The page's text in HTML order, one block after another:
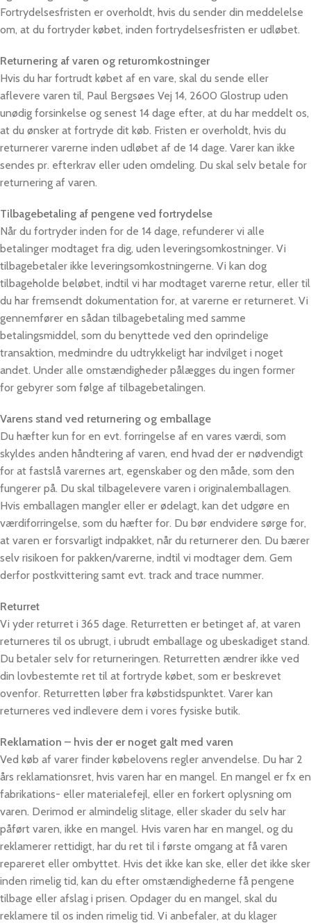
Fortrydelsesfristen er overholdt, hvis du sender din meddelelse
om, at du fortryder købet, inden fortrydelsesfristen er udløbet.
Returnering af varen og returomkostninger
Hvis du har fortrudt købet af en vare, skal du sende eller
aflevere varen til, Paul Bergsøes Vej 14, 2600 Glostrup uden
unødig forsinkelse og senest 14 dage efter, at du har meddelt os,
at du ønsker at fortryde dit køb. Fristen er overholdt, hvis du
returnerer varerne inden udløbet af de 14 dage. Varer kan ikke
sendes pr. efterkrav eller uden omdeling. Du skal selv betale for
returnering af varen.
Tilbagebetaling af pengene ved fortrydelse
Når du fortryder inden for de 14 dage, refunderer vi alle
betalinger modtaget fra dig, uden leveringsomkostninger. Vi
tilbagebetaler ikke leveringsomkostningerne. Vi kan dog
tilbageholde beløbet, indtil vi har modtaget varerne retur, eller til
du har fremsendt dokumentation for, at varerne er returneret. Vi
gennemfører en sådan tilbagebetaling med samme
betalingsmiddel, som du benyttede ved den oprindelige
transaktion, medmindre du udtrykkeligt har indvilget i noget
andet. Under alle omstændigheder pålægges du ingen former
for gebyrer som følge af tilbagebetalingen.
Varens stand ved returnering og emballage
Du hæfter kun for en evt. forringelse af en vares værdi, som
skyldes anden håndtering af varen, end hvad der er nødvendigt
for at fastslå varernes art, egenskaber og den måde, som den
fungerer på. Du skal tilbagelevere varen i originalemballagen.
Hvis emballagen mangler eller er ødelagt, kan det udgøre en
værdiforringelse, som du hæfter for. Du bør endvidere sørge for,
at varen er forsvarligt indpakket, når du returnerer den. Du bærer
selv risikoen for pakken/varerne, indtil vi modtager dem. Gem
derfor postkvittering samt evt. track and trace nummer.
Returret
Vi yder returret i 365 dage. Returretten er betinget af, at varen
returneres til os ubrugt, i ubrudt emballage og ubeskadiget stand.
Du betaler selv for returneringen. Returretten ændrer ikke ved
din lovbestemte ret til at fortryde købet, som er beskrevet
ovenfor. Returretten løber fra købstidspunktet. Varer kan
returneres ved indlevere dem i vores fysiske butik.
Reklamation – hvis der er noget galt med varen
Ved køb af varer finder købelovens regler anvendelse. Du har 2
års reklamationsret, hvis varen har en mangel. En mangel er fx en
fabrikations- eller materialefejl, eller en forkert oplysning om
varen. Derimod er almindelig slitage, eller skader du selv har
påført varen, ikke en mangel. Hvis varen har en mangel, og du
reklamerer rettidigt, har du ret til i første omgang at få varen
repareret eller ombyttet. Hvis det ikke kan ske, eller det ikke sker
inden rimelig tid, kan du efter omstændighederne få pengene
tilbage eller afslag i prisen. Opdager du en mangel, skal du
reklamere til os inden rimelig tid. Vi anbefaler, at du klager